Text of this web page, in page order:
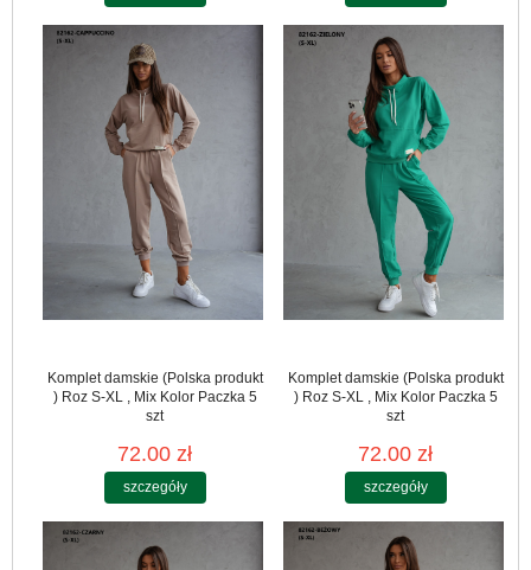
Komplet damskie (Polska produkt
) Roz S-XL , Mix Kolor Paczka 5
szt
72.00 zł
szczegóły
Komplet damskie (Polska produkt
) Roz S-XL , Mix Kolor Paczka 5
szt
72.00 zł
szczegóły